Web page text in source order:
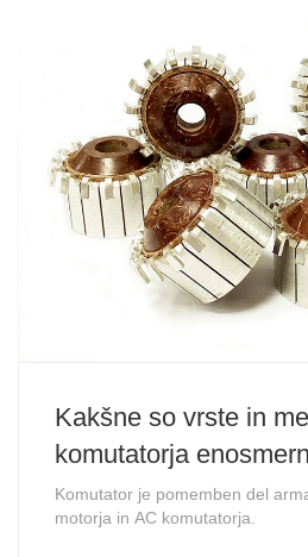
Kakšne so vrste in
komutatorja
Komutator je pomemben del
motorja in AC komutatorja.